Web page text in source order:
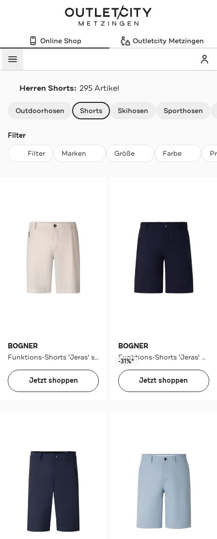
Online Shop Outletcity Metzingen
Menü
Herren Shorts: 295 Artikel
Outdoorhosen Shorts Skihosen Sporthosen
Filter
Filter Marken Größe Farbe
BOGNER
Funktions-Shorts 'Jeras' sand
Jetzt shoppen
BOGNER
Funktions-Shorts 'Jeras' navy
-31%*
Jetzt shoppen